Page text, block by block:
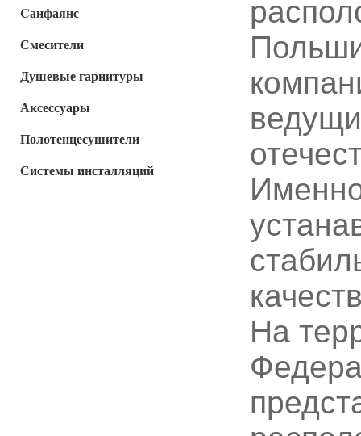
Cанфаянс
Смесители
Душевые гарнитуры
Аксессуары
Полотенцесушители
Системы инсталляций
На